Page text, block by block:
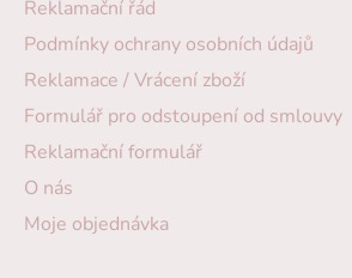
Reklamační řád
Podmínky ochrany osobních údajů
Reklamace / Vrácení zboží
Formulář pro odstoupení od smlouvy
Reklamační formulář
O nás
Moje objednávka